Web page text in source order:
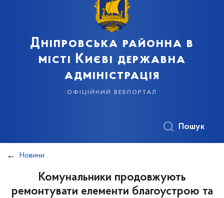
Дніпровська районна в
місті Києві державна
адміністрація
офіційний вебпортал
Пошук
Новини
Комунальники продовжують
ремонтувати елементи благоустрою та